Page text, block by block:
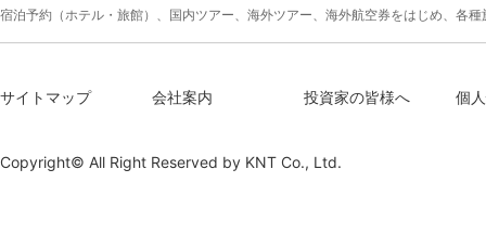
宿泊予約（ホテル・旅館）、国内ツアー、海外ツアー、海外航空券をはじめ、各
サイトマップ 会社案内 投資家の皆様へ 個
Copyright© All Right Reserved by KNT Co., Ltd.